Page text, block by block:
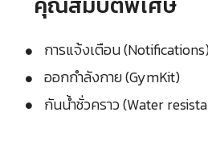
การแจ้งเตือน (Notifications)
ออกกำลังกาย (GymKit)
กันน้ำชั่วคราว (Water